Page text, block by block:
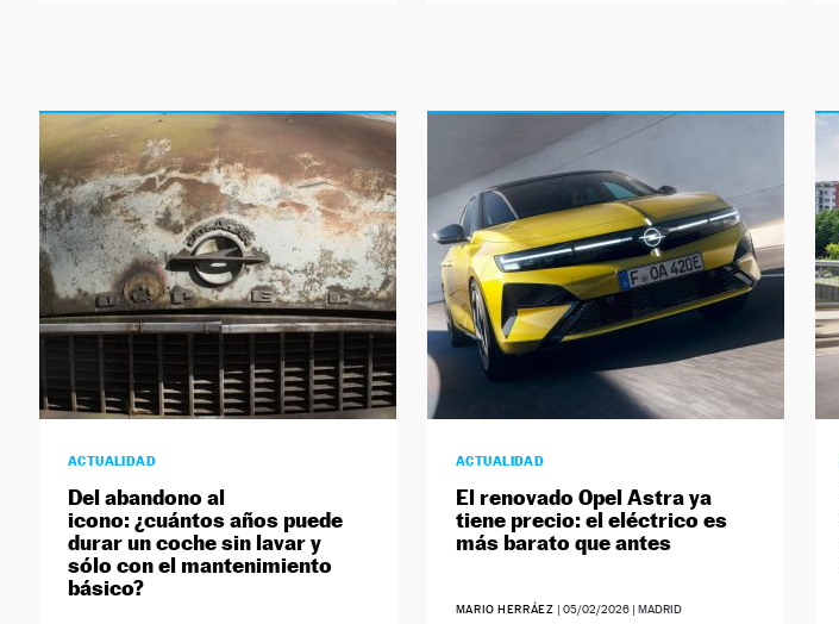
ACTUALIDAD
Del abandono al
icono: ¿cuántos años puede
durar un coche sin lavar y
sólo con el mantenimiento
básico?
ACTUALIDAD
El renovado Opel Astra ya
tiene precio: el eléctrico es
más barato que antes
MARIO HERRÁEZ | 05/02/2026| MADRID